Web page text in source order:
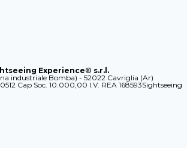
Experience® s.r.l.
industriale Bomba) - 52022 Cavriglia (Ar)
Cap Soc. 10.000,00 I.V. REA 168593Sightseeing